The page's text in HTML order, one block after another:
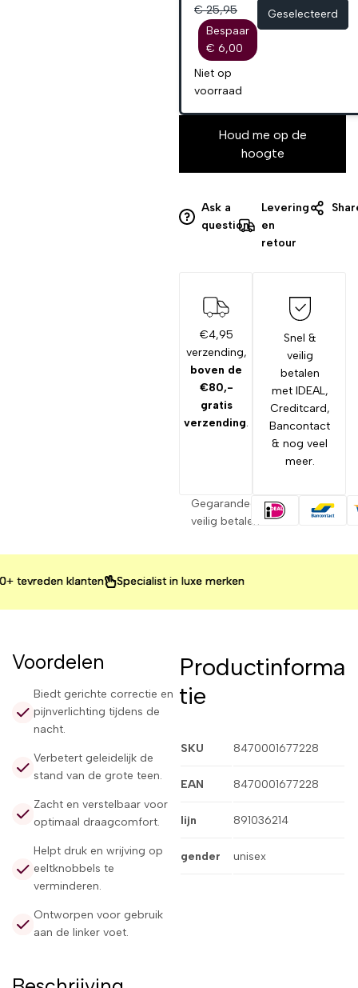
€ 25,95
Bespaar
€ 6,00
Niet op
voorraad
Geselecteerd
Houd me op de
hoogte
Ask a
question
Levering
en
retour
€4,95
verzending,
boven de
€80,-
gratis
verzending.
Snel &
veilig
betalen
met IDEAL,
Creditcard,
Bancontact
& nog veel
meer.
Gegarandeerd
veilig betalen
klanten Specialist in luxe merken
klanten Specialist in luxe merken
klanten Specialist in luxe merken
Voordelen
Biedt gerichte correctie en
pijnverlichting tijdens de
nacht.
Verbetert geleidelijk de
stand van de grote teen.
Zacht en verstelbaar voor
optimaal draagcomfort.
Helpt druk en wrijving op
eeltknobbels te
verminderen.
Ontworpen voor gebruik
aan de linker voet.
Productinforma
tie
SKU 8470001677228
EAN 8470001677228
lijn 891036214
gender unisex